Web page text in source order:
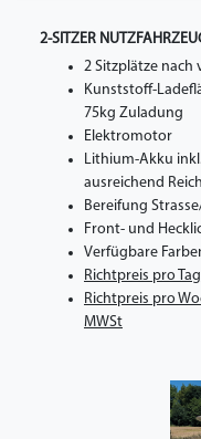
2-SITZER
2 Sitzplätze nach
Kunststoff-
75kg Zuladung
Elektromotor
Lithium-Akku
ausreichend
Bereifung
Front- und
Verfügbare
Richtpreis pro
Richtpreis pro
MWSt